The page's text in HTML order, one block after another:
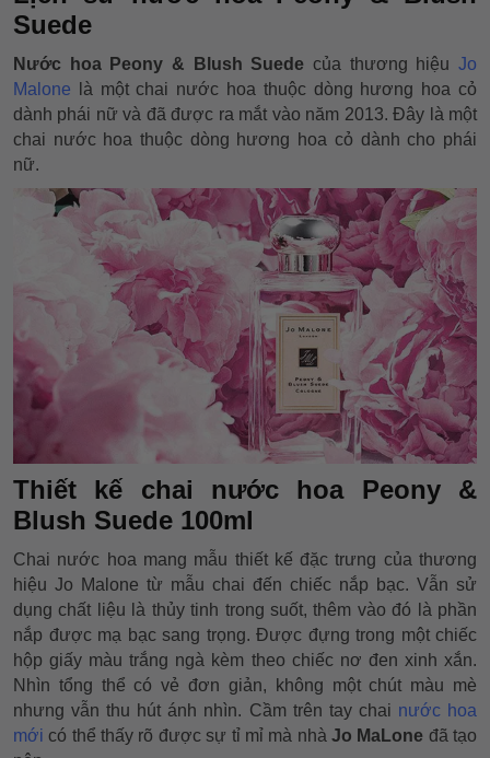
Suede
Nước hoa Peony & Blush Suede của thương hiệuJo
Malone là một chai nước hoa thuộc dòng hương hoa cỏ
dành phái nữ và đã được ra mắt vào năm 2013. Đây là một
chai nước hoa thuộc dòng hương hoa cỏ dành cho phái
nữ.
Thiết kế chai nước hoa Peony &
Blush Suede 100ml
Chai nước hoa mang mẫu thiết kế đặc trưng của thương
hiệu Jo Malone từ mẫu chai đến chiếc nắp bạc. Vẫn sử
dụng chất liệu là thủy tinh trong suốt, thêm vào đó là phần
nắp được mạ bạc sang trọng. Được đựng trong một chiếc
hộp giấy màu trắng ngà kèm theo chiếc nơ đen xinh xắn.
Nhìn tổng thể có vẻ đơn giản, không một chút màu mè
nhưng vẫn thu hút ánh nhìn. Cầm trên tay chai nước hoa
mới có thể thấy rõ được sự tỉ mỉ mà nhà Jo MaLone đã tạo